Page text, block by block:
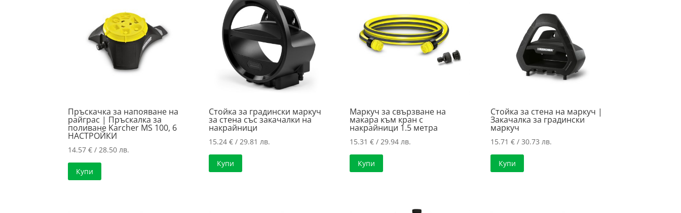
Пръскачка за напояване на
райграс | Пръскалка за
поливане Karcher MS 100, 6
НАСТРОЙКИ
14.57€ / 28.50 лв.
Купи
Стойка за градински маркуч
за стена със закачалки на
накрайници
15.24€ / 29.81 лв.
Купи
Маркуч за свързване на
макара към кран с
накрайници 1.5 метра
15.31€ / 29.94 лв.
Купи
Стойка за стена на маркуч |
Закачалка за градински
маркуч
15.71€ / 30.73 лв.
Купи